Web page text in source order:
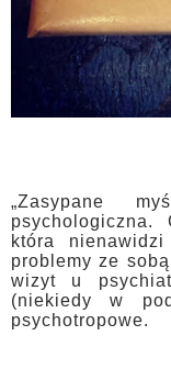
„Zasypane
psychologiczna.
która
problemy ze
wizyt u
(niekiedy w
psychotropowe.